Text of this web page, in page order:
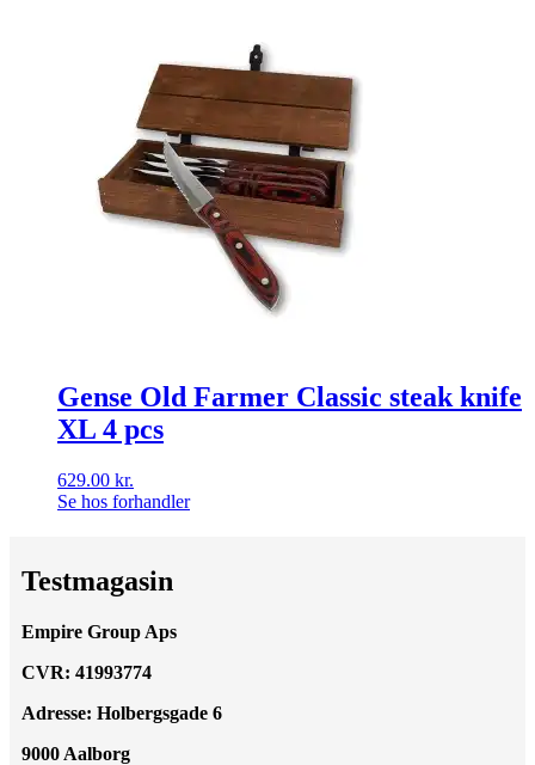
Gense Old Farmer Classic steak knife
XL 4 pcs
629.00 kr.
Se hos forhandler
Testmagasin
Empire Group Aps
CVR: 41993774
Adresse: Holbergsgade 6
9000 Aalborg